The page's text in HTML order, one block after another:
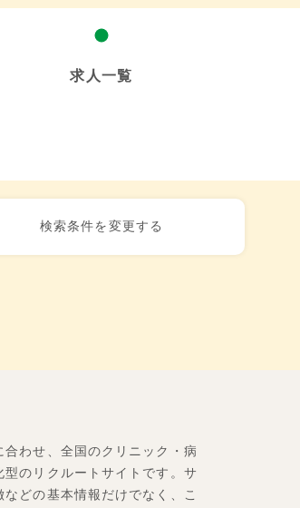
求人一覧
検索条件を変更する
わせ、全国のクリニック・病
のリクルートサイトです。サ
どの基本情報だけでなく、こ